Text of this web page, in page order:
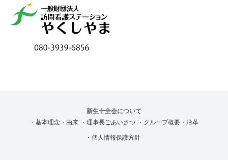
新生十全会について
・基本理念・由来
・理事長ごあいさつ ・グループ概要・沿革
・個人情報保護方針